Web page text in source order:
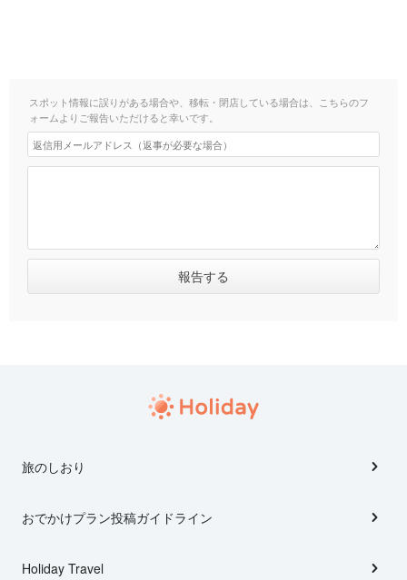
スポット情報に誤りがある場合や、移転・閉店している場合は、こちらのフ
ォームよりご報告いただけると幸いです。
旅のしおり
おでかけプラン投稿ガイドライン
Holiday Travel